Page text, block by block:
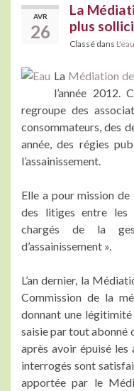
AVR
26
La
plus
Classé dans L'eau
La Médiation de
l’année 2012.
regroupe des
consommateurs, des
année, des régies
l’assainissement.
Elle a pour mission
des litiges entre les
chargés de la
d’assainissement ».
L’an dernier, la
Commission de la
donnant une
saisie par tout abonné
après avoir épuisé les
interrogés sont
apportée par le